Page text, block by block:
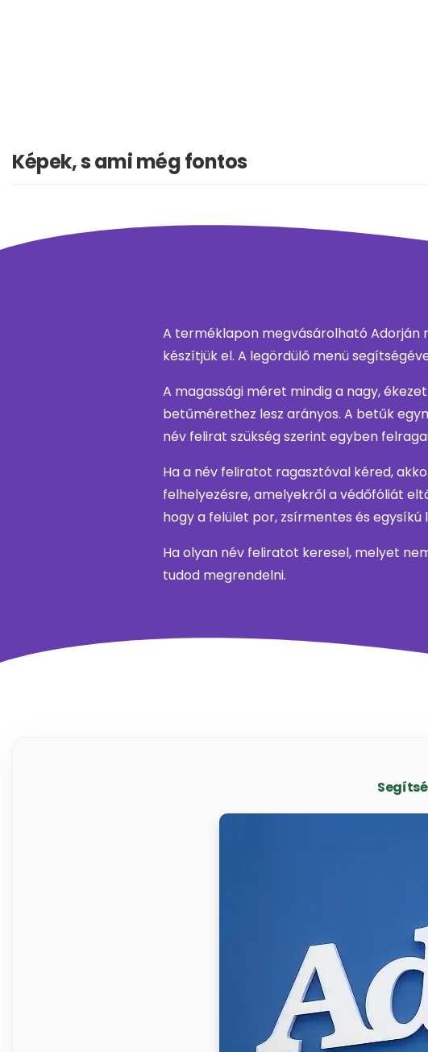
Képek, s ami még fontos
A terméklapon megvásárolható Adorján
készítjük el. A legördülő menü
A magassági méret mindig a nagy,
betűmérethez lesz arányos. A betűk
név felirat szükség szerint egyben
Ha a név feliratot ragasztóval kéred,
felhelyezésre, amelyekről a védőfóliát
hogy a felület por, zsírmentes és egysíkú
Ha olyan név feliratot keresel, melyet
tudod megrendelni.